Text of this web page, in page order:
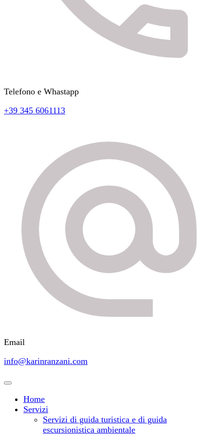
Telefono e Whastapp
+39 345 6061113
Email
info@karinranzani.com
Home
Servizi
Servizi di guida turistica e di guida
escursionistica ambientale